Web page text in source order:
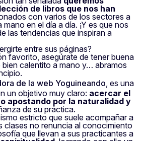
de libros que nos han
con varios de los sectores a
en el día a día. ¡Y es que nos
las tendencias que inspiran a
entre sus páginas?
favorito, asegúrate de tener buena
calentito a mano y… abramos
de la web Yoguineando, es una
un objetivo muy claro: acercar el
apostando por la naturalidad y
de su práctica.
estricto que suele acompañar a
clases no renuncia al conocimiento
que llevan a sus practicantes a